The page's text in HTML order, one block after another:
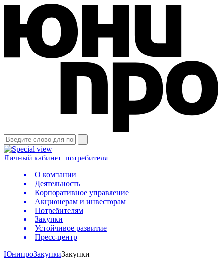
Личный кабинет потребителя
О компании
Деятельность
Корпоративное управление
Акционерам и инвесторам
Потребителям
Закупки
Устойчивое развитие
Пресс-центр
ЮнипроЗакупкиЗакупки